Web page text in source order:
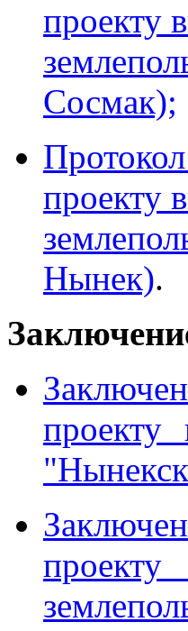
проекту
Сосмак);
проекту
Нынек).
проекту